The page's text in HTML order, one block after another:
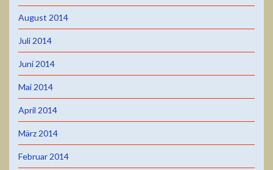
August 2014
Juli 2014
Juni 2014
Mai 2014
April 2014
März 2014
Februar 2014